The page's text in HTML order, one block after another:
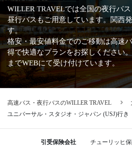
WILLER TRAVELでは全国の夜行バス
昼行バスもご用意しています。関西
す。
格安・最安値料金でのご移動は高速
得で快適なプランをお探しください
までWEBにて受け付けています。
高速バス・夜行バスのWILLER TRAVEL
ユニバーサル・スタジオ・ジャパン (USJ)行き
引受保険会社 チューリッヒ